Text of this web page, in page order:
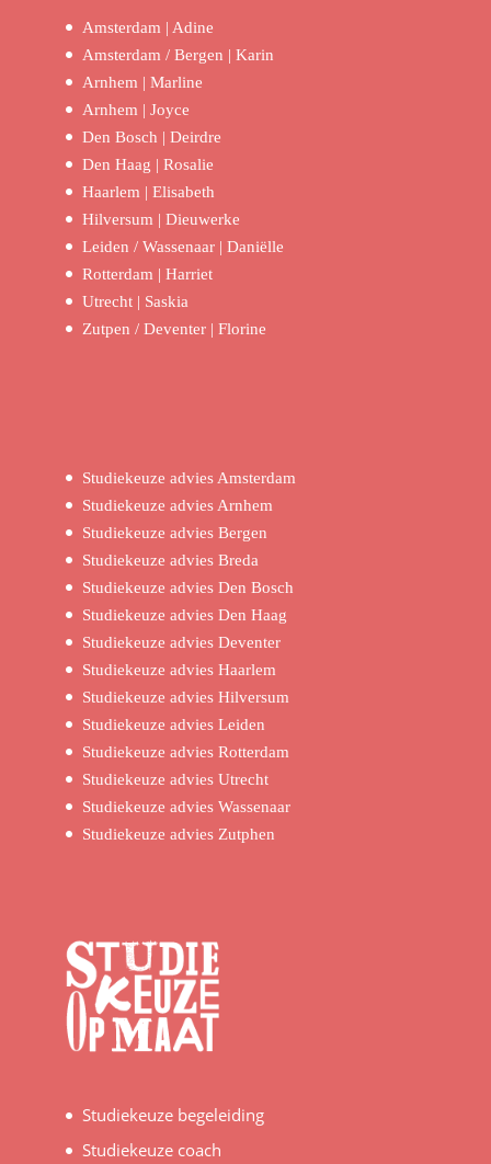
Amsterdam | Adine
Amsterdam / Bergen | Karin
Arnhem | Marline
Arnhem | Joyce
Den Bosch | Deirdre
Den Haag | Rosalie
Haarlem | Elisabeth
Hilversum | Dieuwerke
Leiden / Wassenaar | Daniëlle
Rotterdam | Harriet
Utrecht | Saskia
Zutpen / Deventer | Florine
Studiekeuze advies Amsterdam
Studiekeuze advies Arnhem
Studiekeuze advies Bergen
Studiekeuze advies Breda
Studiekeuze advies Den Bosch
Studiekeuze advies Den Haag
Studiekeuze advies Deventer
Studiekeuze advies Haarlem
Studiekeuze advies Hilversum
Studiekeuze advies Leiden
Studiekeuze advies Rotterdam
Studiekeuze advies Utrecht
Studiekeuze advies Wassenaar
Studiekeuze advies Zutphen
Studiekeuze begeleiding
Studiekeuze coach